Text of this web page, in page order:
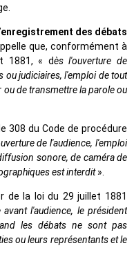
des débats
que, conformément à
1881, « dès l'ouverture de
ou judiciaires, l'emploi de tout
de transmettre la parole ou
308 du Code de procédure
de l'audience, l'emploi
sonore, de caméra de
est interdit».
de la loi du 29 juillet 1881
l'audience, le président
les débats ne sont pas
ou leurs représentants et le